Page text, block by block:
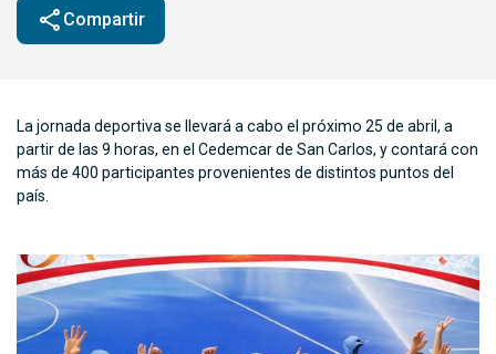
share Compartir
La jornada deportiva se llevará a cabo el próximo 25 de abril, a
partir de las 9 horas, en el Cedemcar de San Carlos, y contará con
más de 400 participantes provenientes de distintos puntos del
país.